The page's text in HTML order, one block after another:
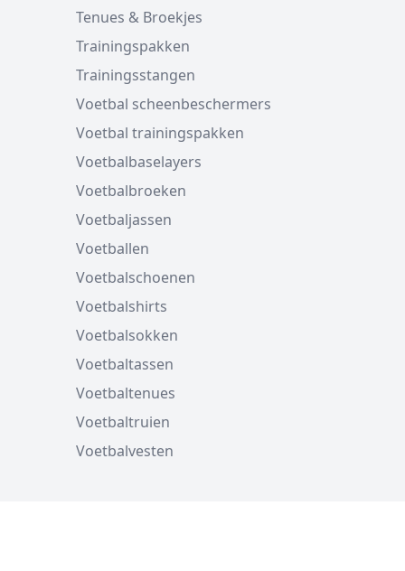
Tenues & Broekjes
Trainingspakken
Trainingsstangen
Voetbal scheenbeschermers
Voetbal trainingspakken
Voetbalbaselayers
Voetbalbroeken
Voetbaljassen
Voetballen
Voetbalschoenen
Voetbalshirts
Voetbalsokken
Voetbaltassen
Voetbaltenues
Voetbaltruien
Voetbalvesten